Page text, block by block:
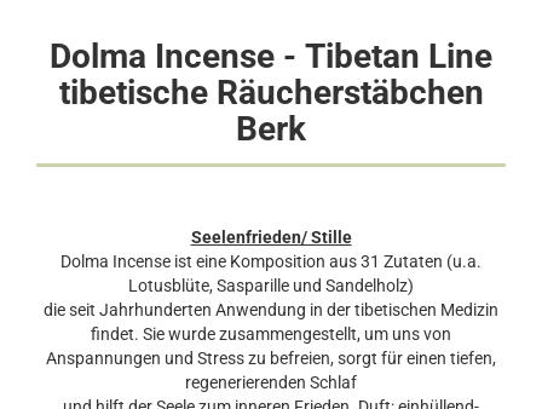
Dolma Incense - Tibetan Line
tibetische Räucherstäbchen
Berk
Seelenfrieden/ Stille
Dolma Incense ist eine Komposition aus 31 Zutaten (u.a.
Lotusblüte, Sasparille und Sandelholz)
die seit Jahrhunderten Anwendung in der tibetischen Medizin
findet. Sie wurde zusammengestellt, um uns von
Anspannungen und Stress zu befreien, sorgt für einen tiefen,
regenerierenden Schlaf